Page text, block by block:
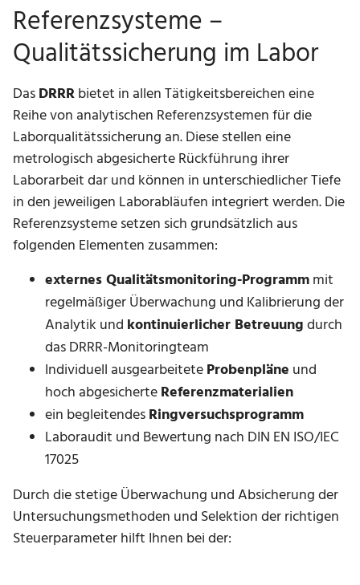
Referenzsysteme –
Qualitätssicherung im Labor
DasDRRRbietet in allen Tätigkeitsbereichen eine
Reihe von analytischen Referenzsystemen für die
Laborqualitätssicherung an. Diese stellen eine
metrologisch abgesicherte Rückführung ihrer
Laborarbeit dar und können in unterschiedlicher Tiefe
in den jeweiligen Laborabläufen integriert werden. Die
Referenzsysteme setzen sich grundsätzlich aus
folgenden Elementen zusammen:
externes Qualitätsmonitoring-Programmmit
regelmäßiger Überwachung und Kalibrierung der
Analytik und kontinuierlicher Betreuungdurch
das DRRR-Monitoringteam
Individuell ausgearbeiteteProbenpläne und
hoch abgesicherteReferenzmaterialien
ein begleitendesRingversuchsprogramm
Laboraudit und Bewertung nach DIN EN ISO/IEC
17025
Durch die stetige Überwachung und Absicherung der
Untersuchungsmethoden und Selektion der richtigen
Steuerparameter hilft Ihnen bei der: